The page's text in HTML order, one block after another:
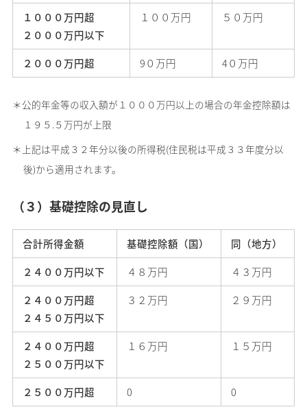
１０００万円超
２０００万円以下
１００万円 ５０万円
２０００万円超 9０万円 4０万円
＊公的年金等の収入額が１０００万円以上の場合の年金控除額は
１９５.５万円が上限
＊上記は平成３２年分以後の所得税(住民税は平成３３年度分以
後)から適用されます。
（３）基礎控除の見直し
合計所得金額 基礎控除額（国）
同（地方）
２４００万円以下
４８万円
４３万円
２４００万円超
２４５０万円以下
３２万円 ２９万円
２４００万円超
２５００万円以下
１６万円 １５万円
２５００万円超 0 0